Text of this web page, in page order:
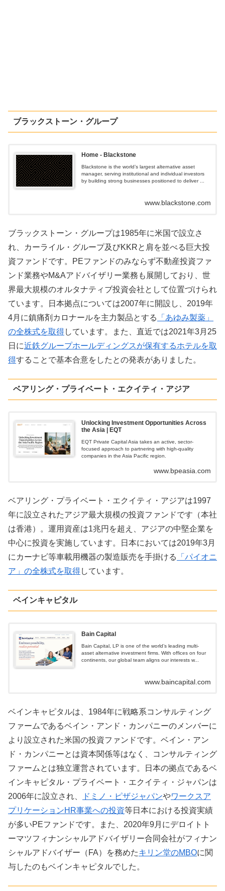
ブラックストーン・グループ
Home - Blackstone
Blackstone is the world’s largest alternative asset
manager, serving institutional and individual investors
by building strong businesses positioned to deliver ...
www.blackstone.com
ブラックストーン・グループは1985年に米国で設立さ
れ、カーライル・グループ及びKKRと肩を並べる巨大投
資ファンドです。PEファンドのみならず不動産投資ファ
ンド業務やM&Aアドバイザリー業務も展開しており、世
界最大規模のオルタナティブ投資会社として位置づけられ
ています。日本拠点については2007年に開設し、2019年
4月に鎮痛剤カロナールを主力製品とする
「あゆみ製薬」
の全株式を取得しています。また、直近では2021年3月25
日に近鉄グループホールディングスが保有するホテルを取
得することで基本合意をしたとの発表がありました。
ベアリング・プライベート・エクイティ・アジア
Unlocking Investment Opportunities Across
the Asia | EQT
EQT Private Capital Asia takes an active, sector-
focused approach to partnering with high-quality
companies in the Asia Pacific region.
www.bpeasia.com
ベアリング・プライベート・エクイティ・アジアは1997
年に設立されたアジア最大規模の投資ファンドです（本社
は香港）。運用資産は1兆円を超え、アジアの中堅企業を
中心に投資を実施しています。日本においては2019年3月
にカーナビ等車載用機器の製造販売を手掛ける
「パイオニ
ア」の全株式を取得しています。
ベインキャピタル
Bain Capital
Bain Capital, LP is one of the world’s leading multi-
asset alternative investment firms. With offices on four
continents, our global team aligns our interests w...
www.baincapital.com
ベインキャピタルは、1984年に戦略系コンサルティング
ファームであるベイン・アンド・カンパニーのメンバーに
より設立された米国の投資ファンドです。ベイン・アン
ド・カンパニーとは資本関係等はなく、コンサルティング
ファームとは独立運営されています。日本の拠点であるベ
インキャピタル・プライベート・エクイティ・ジャパンは
2006年に設立され、
ドミノ・ピザジャパンやワークスア
プリケーションHR事業への投資等日本における投資実績
が多いPEファンドです。また、2020年9月にデロイトト
ーマツフィナンシャルアドバイザリー合同会社がフィナン
シャルアドバイザー（FA）を務めたキリン堂のMBOに関
与したのもベインキャピタルでした。